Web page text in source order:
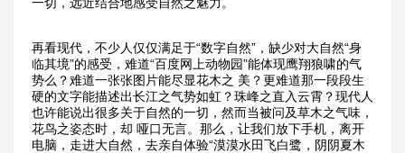
再看现代，不少人仅仅满足于“数字自然”，缺少对大自然“身
临其境”的感受，难道“百度网上动物园”能体现鹰翔狼啸的气
势么？难道一张张图片能尽显花木之 美？更难道那一段段生
硬的文字能描述出长江之气势如虹？珠峰之直入云霄？现代人
也许能说出很多关于自然的一切，然而当被问及草木之气味，
花鸟之姿态时，却 哑口无言。那么，让我们放下手机，离开
电脑，走进大自然，去亲自体验“漠漠水田飞白鹭，阴阴夏木